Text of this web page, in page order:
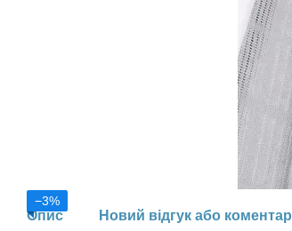
−3%
Опис Новий відгук або коментар